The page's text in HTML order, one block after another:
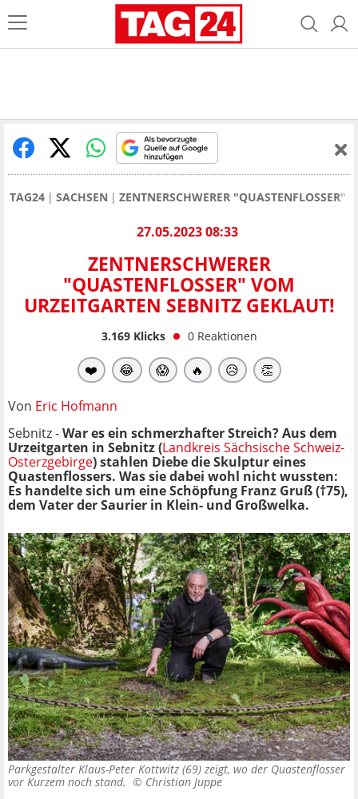
TAG24 SACHSEN ZENTNERSCHWERER "QUASTENFLOSSER"
27.05.2023 08:33
ZENTNERSCHWERER
"QUASTENFLOSSER" VOM
URZEITGARTEN SEBNITZ GEKLAUT!
3.169Klicks 0 Reaktionen
❤️ 😂 😱 🔥 😥 👏
Von Eric Hofmann
Sebnitz -War es ein schmerzhafter Streich? Aus dem
Urzeitgarten in Sebnitz (Landkreis Sächsische Schweiz-
Osterzgebirge) stahlen Diebe die Skulptur eines
Quastenflossers. Was sie dabei wohl nicht wussten:
Es handelte sich um eine Schöpfung Franz Gruß (†75),
dem Vater der Saurier in Klein- und Großwelka.
Parkgestalter Klaus-Peter Kottwitz (69) zeigt, wo der Quastenflosser
vor Kurzem noch stand. © Christian Juppe